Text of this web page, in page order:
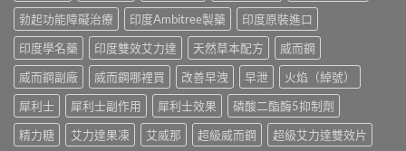
南〉
中
假
辨
別
指
南〉
中
實
效
果、
正
確
用
法
香
港
勃起功能障礙治療
印度Ambitree製藥
印度原裝進口
印度學名藥
印度雙效艾力達 天然草本配方
威而鋼
威而鋼副廠
威而鋼哪裡買 改善早洩 早泄
火焰（綽號）
犀利士
犀利士副作用 犀利士效果
磷酸二酯酶5抑制劑
精力糖
艾力達果凍 艾威那 超級威而鋼
超級艾力達雙效片